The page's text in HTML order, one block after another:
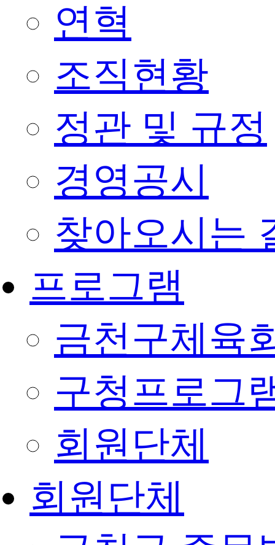
연혁
조직현황
정관 및 규정
경영공시
찾아오시는
프로그램
금천구체육
구청프로그
회원단체
회원단체